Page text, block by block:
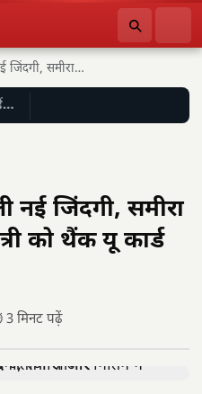
चिरायु योजना से मिली नई जिंदगी, समीरा और…
नई जिंदगी, समीरा
को थैंक यू कार्ड
मिनट पढ़ें